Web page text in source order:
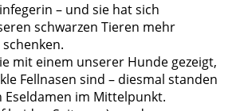
– und sie hat sich
schwarzen Tieren mehr
mit einem unserer Hunde gezeigt,
Fellnasen sind – diesmal standen
Eseldamen im Mittelpunkt.